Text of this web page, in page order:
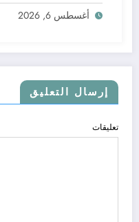
أغسطس 6, 2026
إرسال التعليق
تعليقات